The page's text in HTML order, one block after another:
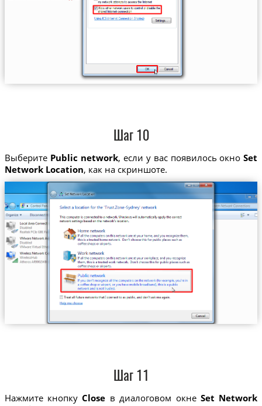
Шаг 10
Выберите Public network, если у вас появилось окноSet
Network Location, как на скриншоте.
Шаг 11
Нажмите кнопкуClose в диалоговом окнеSet Network